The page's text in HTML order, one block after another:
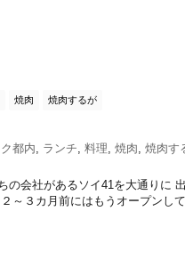
焼肉 焼肉するが
都内, ランチ, 料理, 焼肉, 焼肉す
の会社があるソイ41を大通りに
～３カ月前にはもうオープンし